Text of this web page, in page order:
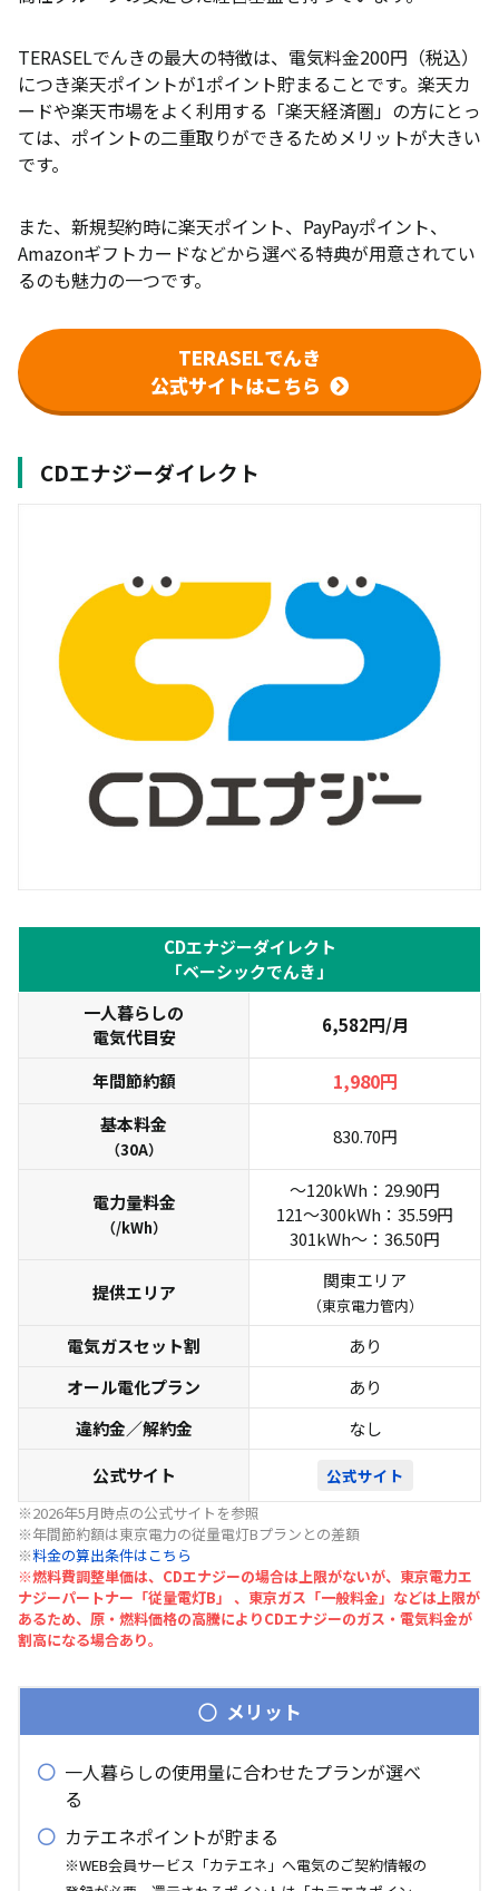
TERASELでんきの最大の特徴は、電気料金200円（税込）
につき楽天ポイントが1ポイント貯まることです。楽天カ
ードや楽天市場をよく利用する「楽天経済圏」の方にとっ
ては、ポイントの二重取りができるためメリットが大きい
です。
また、新規契約時に楽天ポイント、PayPayポイント、
Amazonギフトカードなどから選べる特典が用意されてい
るのも魅力の一つです。
TERASELでんき
公式サイトはこちら
CDエナジーダイレクト
CDエナジーダイレクト
「ベーシックでんき」
一人暮らしの
電気代目安
6,582円/月
年間節約額 1,980円
基本料金
（30A）
830.70円
電力量料金
（/kWh）
〜120kWh：29.90円
121〜300kWh：35.59円
301kWh〜：36.50円
提供エリア
関東エリア
（東京電力管内）
電気ガスセット割
あり
オール電化プラン
あり
違約金／解約金
なし
公式サイト
公式サイト
※2026年5月時点の公式サイトを参照
※年間節約額は東京電力の従量電灯Bプランとの差額
※料金の算出条件はこちら
※燃料費調整単価は、CDエナジーの場合は上限がないが、東京電力エ
ナジーパートナー「従量電灯B」 、東京ガス「一般料金」などは上限が
あるため、原・燃料価格の高騰によりCDエナジーのガス・電気料金が
割高になる場合あり。
メリット
一人暮らしの使用量に合わせたプランが選べ
る
カテエネポイントが貯まる
※WEB会員サービス「カテエネ」へ電気のご契約情報の